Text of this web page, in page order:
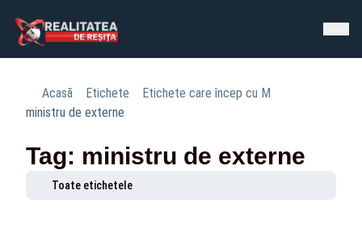
Acasă Etichete
Etichete care încep cu M
ministru de externe
Tag: ministru de externe
Toate etichetele